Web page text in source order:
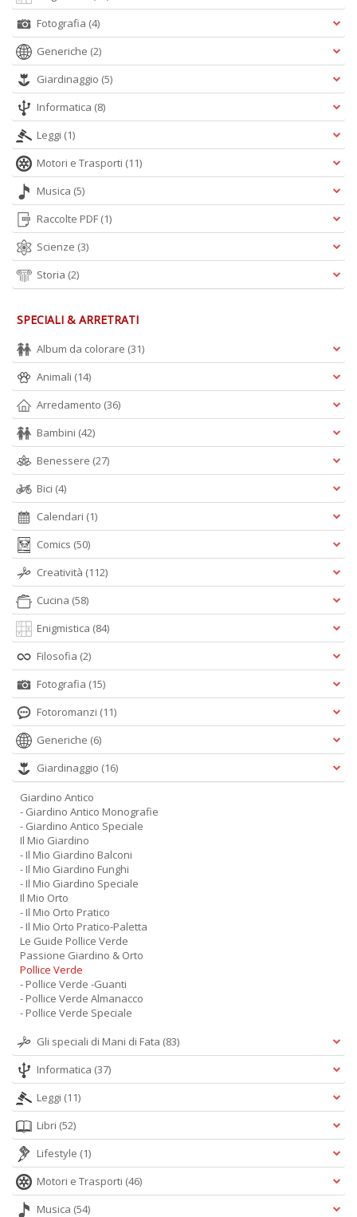
Fotografia (4)
Generiche (2)
Giardinaggio (5)
Informatica (8)
Leggi (1)
Motori e Trasporti (11)
Musica (5)
Raccolte PDF (1)
Scienze (3)
Storia (2)
SPECIALI & ARRETRATI
Album da colorare (31)
Animali (14)
Arredamento (36)
Bambini (42)
Benessere (27)
Bici (4)
Calendari (1)
Comics (50)
Creatività (112)
Cucina (58)
Enigmistica (84)
Filosofia (2)
Fotografia (15)
Fotoromanzi (11)
Generiche (6)
Giardinaggio (16)
Giardino Antico
- Giardino Antico Monografie
- Giardino Antico Speciale
Il Mio Giardino
- Il Mio Giardino Balconi
- Il Mio Giardino Funghi
- Il Mio Giardino Speciale
Il Mio Orto
- Il Mio Orto Pratico
- Il Mio Orto Pratico-Paletta
Le Guide Pollice Verde
Passione Giardino & Orto
Pollice Verde
- Pollice Verde -Guanti
- Pollice Verde Almanacco
- Pollice Verde Speciale
Gli speciali di Mani di Fata (83)
Informatica (37)
Leggi (11)
Libri (52)
Lifestyle (1)
Motori e Trasporti (46)
Musica (54)